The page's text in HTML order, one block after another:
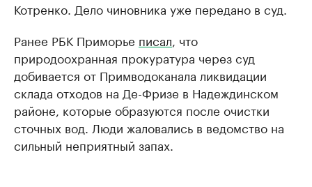
Котренко. Дело чиновника уже передано в суд.
Ранее РБК Приморье писал , что
природоохранная прокуратура через суд
добивается от Примводоканала ликвидации
склада отходов на Де-Фризе в Надеждинском
районе, которые образуются после очистки
сточных вод. Люди жаловались в ведомство на
сильный неприятный запах.